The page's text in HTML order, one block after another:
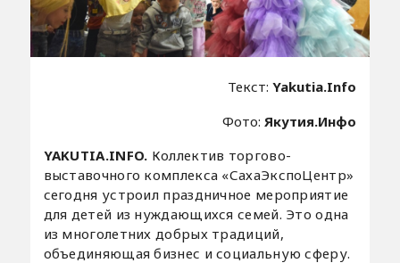
Текст:Yakutia.Info
Фото: Якутия.Инфо
YAKUTIA.INFO. Коллектив торгово-
выставочного комплекса «СахаЭкспоЦентр»
сегодня устроил праздничное мероприятие
для детей из нуждающихся семей. Это одна
из многолетних добрых традиций,
объединяющая бизнес и социальную сферу.